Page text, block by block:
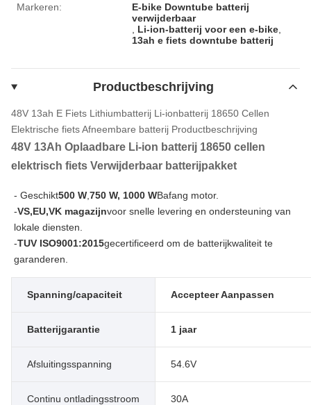
Markeren:
E-bike Downtube batterij
verwijderbaar
Li-ion-batterij voor een e-bike
13ah e fiets downtube batterij
Productbeschrijving
48V 13ah E Fiets Lithiumbatterij Li-ionbatterij 18650 Cellen
Elektrische fiets Afneembare batterij Productbeschrijving
48V 13Ah Oplaadbare Li-ion batterij 18650 cellen
elektrisch fiets Verwijderbaar batterijpakket
- Geschikt500 W 750 W, 1000 WBafang motor.
-VS,EU,VK magazijnvoor snelle levering en ondersteuning van
lokale diensten.
-TUV ISO9001:2015gecertificeerd om de batterijkwaliteit te
garanderen.
Spanning/capaciteit Accepteer Aanpassen
Batterijgarantie 1 jaar
Afsluitingsspanning 54.6V
Continu ontladingsstroom 30A